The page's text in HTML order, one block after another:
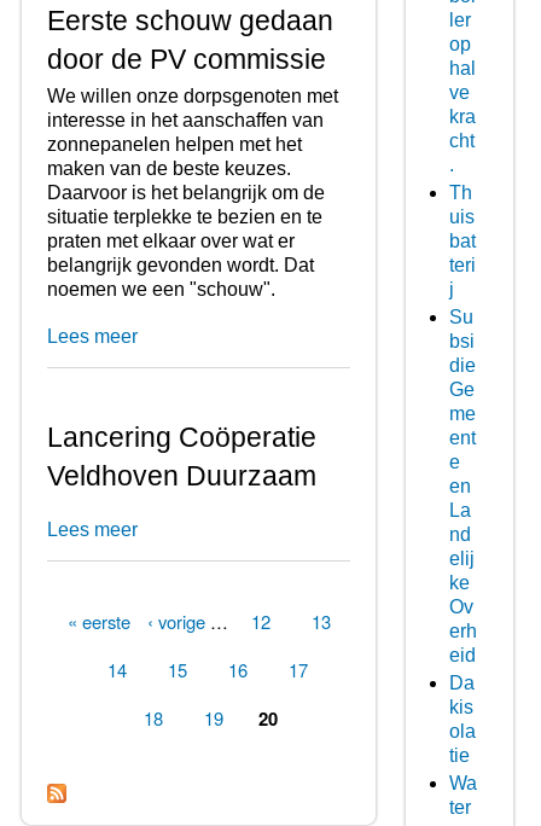
Eerste schouw gedaan
door de PV commissie
We willen onze dorpsgenoten met
interesse in het aanschaffen van
zonnepanelen helpen met het
maken van de beste keuzes.
Daarvoor is het belangrijk om de
situatie terplekke te bezien en te
praten met elkaar over wat er
belangrijk gevonden wordt. Dat
noemen we een "schouw".
Lees meer
Lancering Coöperatie
Veldhoven Duurzaam
Lees meer
« eerste ‹ vorige … 12
13
14
15 16
17
18
19 20
ler
op
hal
ve
kra
cht
.
Th
uis
bat
teri
j
Su
bsi
die
Ge
me
ent
e
en
La
nd
elij
ke
Ov
erh
eid
Da
kis
ola
tie
Wa
ter